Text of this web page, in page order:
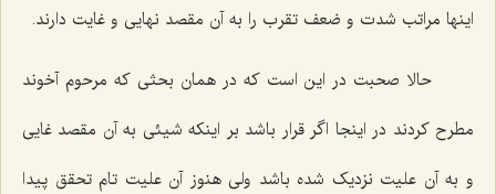
اینها مراتب شدت و ضعف تقرب را به آن مقصد نهایی و غایت دارند.
حالا صحبت در این است که در همان بحثی که مرحوم آخوند
مطرح کردند در اینجا اگر قرار باشد بر اینکه شیئی به آن مقصد غایی
و به آن علیت نزدیک شده باشد ولی هنوز آن علیت تام تحقق پیدا